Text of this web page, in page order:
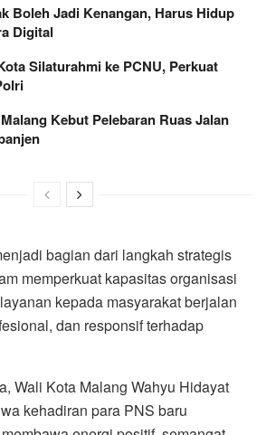
Boleh Jadi Kenangan, Harus Hidup
Digital
Silaturahmi ke PCNU, Perkuat
Kebut Pelebaran Ruas Jalan
bagian dari langkah strategis
memperkuat kapasitas organisasi
kepada masyarakat berjalan
dan responsif terhadap
Wali Kota Malang Wahyu Hidayat
kehadiran para PNS baru